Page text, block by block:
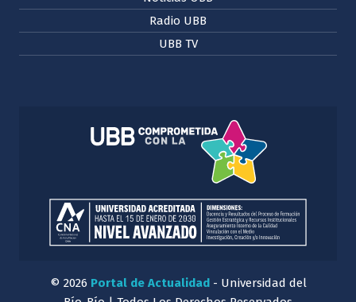
Radio UBB
UBB TV
© 2026 Portal de Actualidad- Universidad del